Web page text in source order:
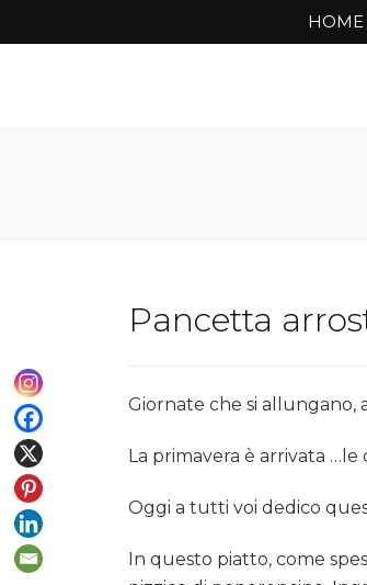
HOME
Pancetta
Giornate che si allungano,
La primavera è arrivata
Oggi a tutti voi dedico
In questo piatto, come